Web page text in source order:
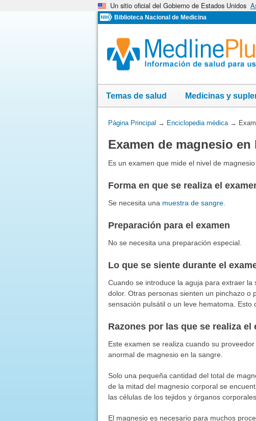
Un sitio oficial del Gobierno de Estados Unidos
Biblioteca Nacional de Medicina
Temas de salud Medicinas y
Usted
aquí:
Página Principal → Enciclopedia médica→
Examen de magnesio en
Es un examen que mide el nivel de magnesio
Forma en que se realiza el
Se necesita una muestra de sangre.
Preparación para el examen
No se necesita una preparación especial.
Lo que se siente durante el
Cuando se introduce la aguja para extraer
dolor. Otras personas sienten un pinchazo o
sensación pulsátil o un leve hematoma. Esto
Razones por las que se realiza el
Este examen se realiza cuando su
anormal de magnesio en la sangre.
Solo una pequeña cantidad del total de
de la mitad del magnesio corporal se
las células de los tejidos y órganos corporales.
El magnesio es necesario para muchos